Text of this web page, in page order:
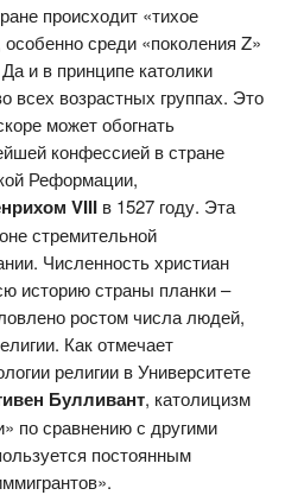
происходит «тихое
среди «поколения Z»
и в принципе католики
всех возрастных группах. Это
может обогнать
конфессией в стране
Реформации,
VIII в 1527 году. Эта
стремительной
Численность христиан
историю страны планки –
ростом числа людей,
Как отмечает
религии в Университете
Булливант, католицизм
по сравнению с другими
постоянным